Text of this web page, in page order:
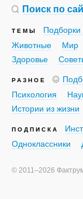
Поиск по
ТЕМЫ Подборки
Животные
Мир
Здоровье
РАЗНОЕ
Психология
Истории из жизни
ПОДПИСКА
Одноклассники
© 2011–2026